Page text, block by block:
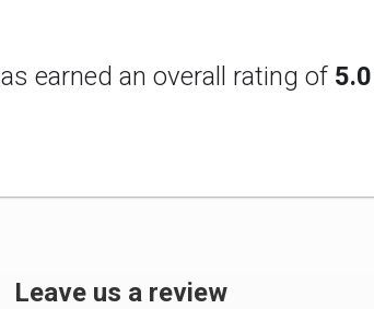
earned an overall rating of 5.0
Leave us a review